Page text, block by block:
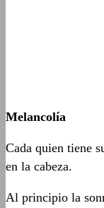
Melancolía
Cada quien tiene
en la cabeza.
Al principio la